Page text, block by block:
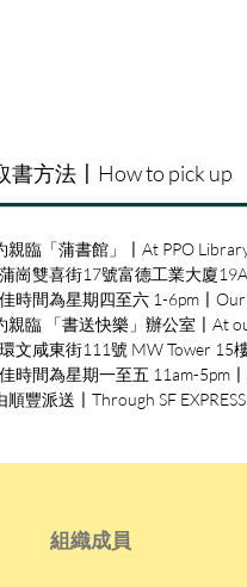
書方法〡How to pick up
親臨「蒲書館」〡At PPO
崗雙喜街17號富德工業大廈
時間為星期四至六 1-6pm〡
親臨 「書送快樂」辦公室〡At
環文咸東街111號 MW Tower 15
時間為星期一至五 11am-5pm
順豐派送〡Through SF EXPRESS
組織成員